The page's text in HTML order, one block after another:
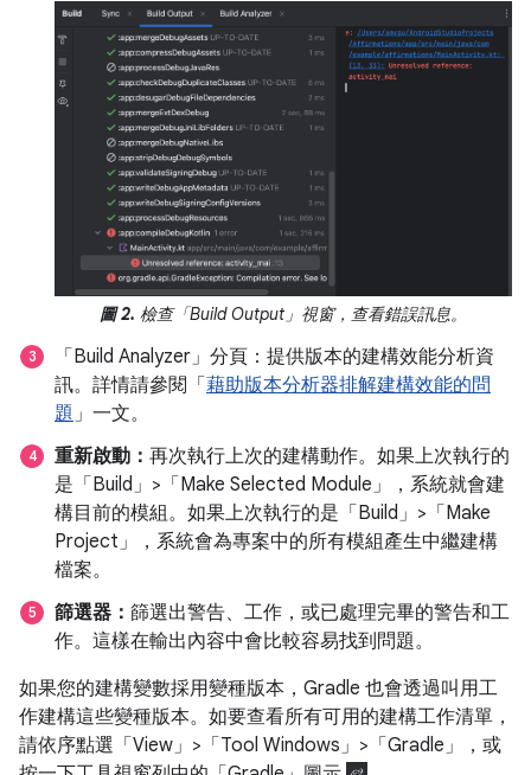
圖 2. 檢查「Build Output」 視窗，查看錯誤訊息。
「Build Analyzer」分頁：提供版本的建構效能分析資
訊。詳情請參閱「藉助版本分析器排解建構效能的問
題 」一文。
重新啟動： 再次執行上次的建構動作。如果上次執行的
是「Build」>「Make Selected Module」
，系統就會建
構目前的模組。如果上次執行的是「Build」>「Make
Project」
，系統會為專案中的所有模組產生中繼建構
檔案。
篩選器： 篩選出警告、工作，或已處理完畢的警告和工
作。這樣在輸出內容中會比較容易找到問題。
如果您的建構變數採用變種版本，Gradle 也會透過叫用工
作建構這些變種版本。如要查看所有可用的建構工作清單，
請依序點選「View」>「Tool Windows」>「Gradle」
，或